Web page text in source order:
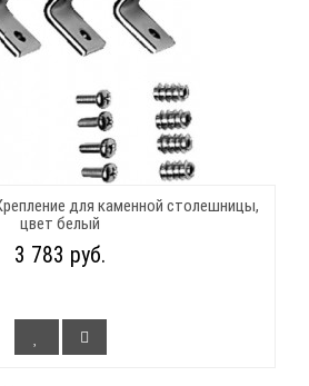
для каменной столешницы,
цвет белый
3 783 руб.